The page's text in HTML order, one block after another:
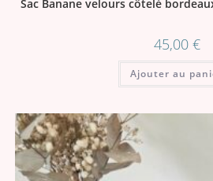
Sac Banane velours côtelé
45,00 €
Ajouter au